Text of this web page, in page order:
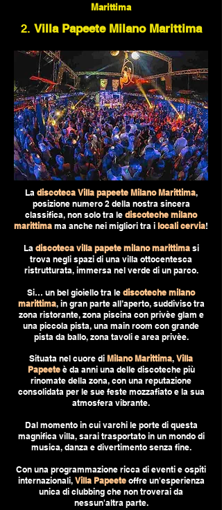
Marittima
2. Villa Papeete Milano Marittima
La discoteca Villa papeete Milano Marittima,
posizione numero 2 della nostra sincera
classifica, non solo tra le discoteche milano
marittima ma anche nei migliori tra i locali cervia!
La discoteca villa papete milano marittimasi
trova negli spazi di una villa ottocentesca
ristrutturata, immersa nel verde di un parco.
Si… un bel gioiello tra le discoteche milano
marittima, in gran parte all’aperto, suddiviso tra
zona ristorante, zona piscina con privèe glam e
una piccola pista, una main room con grande
pista da ballo, zona tavoli e area privèe.
Situata nel cuore di Milano Marittima, Villa
Papeeteè da anni una delle discoteche più
rinomate della zona, con una reputazione
consolidata per le sue feste mozzafiato e la sua
atmosfera vibrante.
Dal momento in cui varchi le porte di questa
magnifica villa, sarai trasportato in un mondo di
musica, danza e divertimento senza fine.
Con una programmazione ricca di eventi e ospiti
internazionali, Villa Papeeteoffre un'esperienza
unica di clubbing che non troverai da
nessun'altra parte.